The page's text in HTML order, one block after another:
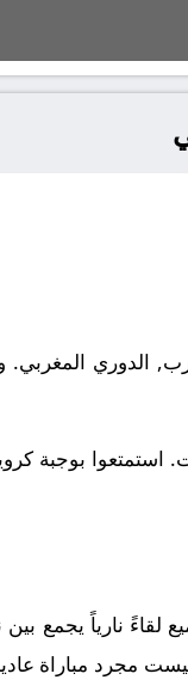
المغرب, الدوري
استمتعوا بوجبة
نارياً يجمع بين
مجرد مباراة